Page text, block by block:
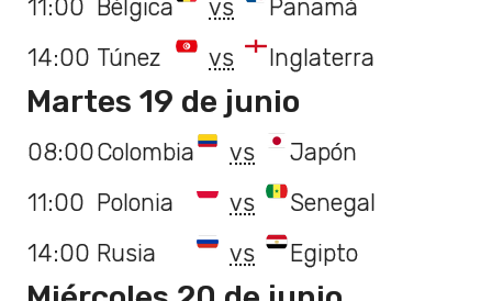
11:00 Bélgica vs
Panamá
14:00 Túnez vs Inglaterra
Martes 19 de junio
08:00Colombia vs
Japón
11:00 Polonia vs
Senegal
14:00 Rusia vs Egipto